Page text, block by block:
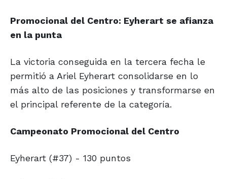
Promocional del Centro: Eyherart se afianza
en la punta
La victoria conseguida en la tercera fecha le
permitió a Ariel Eyherart consolidarse en lo
más alto de las posiciones y transformarse en
el principal referente de la categoría.
Campeonato Promocional del Centro
Eyherart (#37) - 130 puntos